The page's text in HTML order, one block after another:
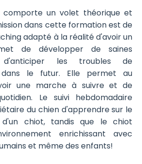
un volet théorique et
dans cette formation est de
adapté à la réalité d'avoir un
de développer de saines
les troubles de
le futur. Elle permet au
une marche à suivre et de
Le suivi hebdomadaire
du chien d'apprendre sur le
d'un chiot, tandis que le chiot
enrichissant avec
et même des enfants!